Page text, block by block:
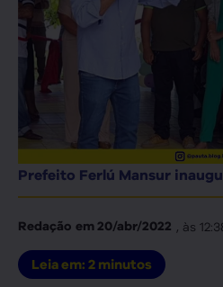
Prefeito Ferlú Mansur
Redação em 20/abr/2022 , às
Leia em: 2 minutos